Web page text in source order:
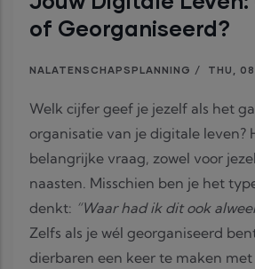
of Georganiseerd?
NALATENSCHAPSPLANNING / THU,
Welk cijfer geef je jezelf als het
organisatie van je digitale leven?
belangrijke vraag, zowel voor
naasten. Misschien ben je het
denkt: “Waar had ik dit ook
Zelfs als je wél georganiseerd
dierbaren een keer te maken